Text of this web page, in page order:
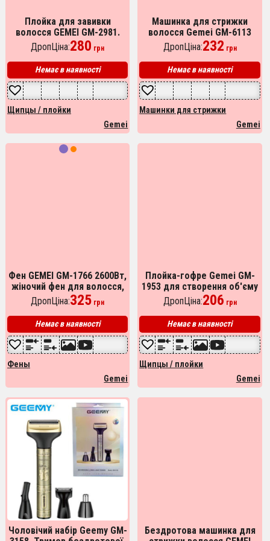
Плойка для завивки
волосся GEMEI GM-2981.
Колір фіолетовий
ДропЦіна:280 грн
Немає в наявності
Щипцы / плойки
Gemei
Машинка для стрижки
волосся Gemei GM-6113
акумуляторна, чоловіча
машинка для гоління.
Колір: золотий
ДропЦіна:232 грн
Немає в наявності
Машинки для стрижки
Gemei
Фен GEMEI GM-1766 2600Вт,
жіночий фен для волосся,
електрофен для волосся
Purple
ДропЦіна:325 грн
Немає в наявності
Фены
Gemei
Плойка-гофре Gemei GM-
1953 для створення об'єму
у коріння волосся
ДропЦіна:206 грн
Немає в наявності
Щипцы / плойки
Gemei
Чоловічий набір Geemy GM-
Бездротова машинка для